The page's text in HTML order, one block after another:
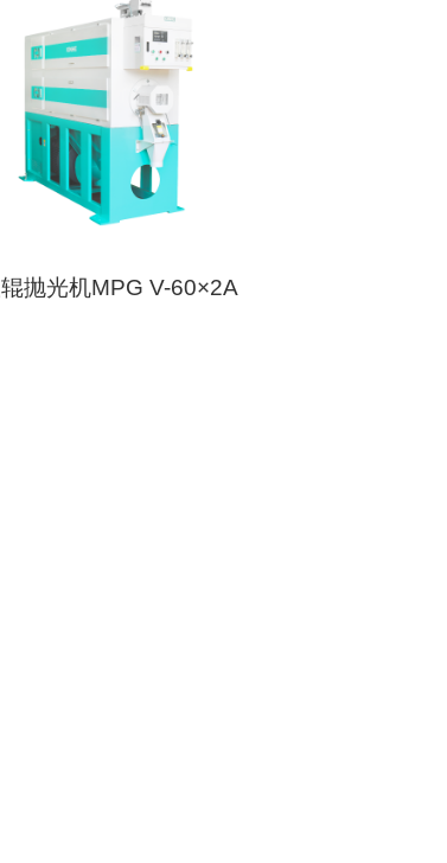
抛光机MPG V-60×2A